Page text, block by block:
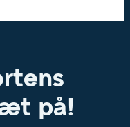
på!